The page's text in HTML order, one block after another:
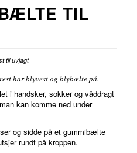
TIL
har blyvest og blybælte på.
i handsker, sokker og våddragt
kan komme ned under
og sidde på et gummibælte
rundt på kroppen.